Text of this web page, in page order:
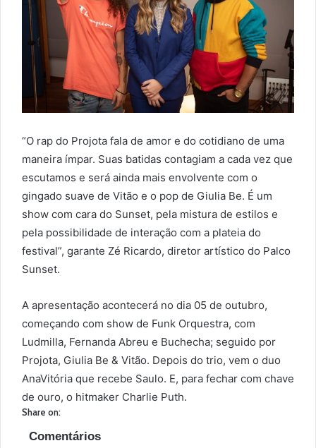
“O rap do Projota fala de amor e do cotidiano de uma
maneira ímpar. Suas batidas contagiam a cada vez que
escutamos e será ainda mais envolvente com o
gingado suave de Vitão e o pop de Giulia Be. É um
show com cara do Sunset, pela mistura de estilos e
pela possibilidade de interação com a plateia do
festival”, garante Zé Ricardo, diretor artístico do Palco
Sunset.
A apresentação acontecerá no dia 05 de outubro,
começando com show de Funk Orquestra, com
Ludmilla, Fernanda Abreu e Buchecha; seguido por
Projota, Giulia Be & Vitão. Depois do trio, vem o duo
AnaVitória que recebe Saulo. E, para fechar com chave
de ouro, o hitmaker Charlie Puth.
Share on:
Comentários